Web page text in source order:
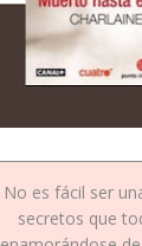
No es fácil ser
secretos que